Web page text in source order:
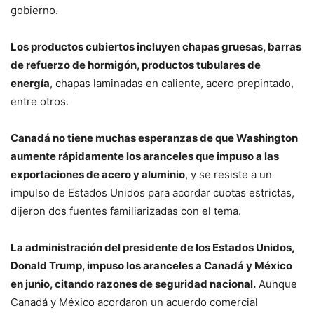
gobierno.
Los productos cubiertos incluyen chapas gruesas, barras
de refuerzo de hormigón, productos tubulares de
energía, chapas laminadas en caliente, acero prepintado,
entre otros.
Canadá no tiene muchas esperanzas de que Washington
aumente rápidamente los aranceles que impuso a las
exportaciones de acero y aluminio, y se resiste a un
impulso de Estados Unidos para acordar cuotas estrictas,
dijeron dos fuentes familiarizadas con el tema.
La administración del presidente de los Estados Unidos,
Donald Trump, impuso los aranceles a Canadá y México
en junio, citando razones de seguridad nacional. Aunque
Canadá y México acordaron un acuerdo comercial